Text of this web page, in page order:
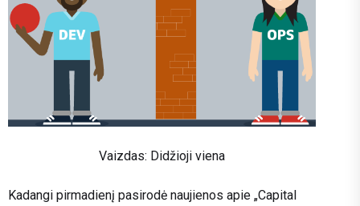
Vaizdas: Didžioji viena
Kadangi pirmadienį pasirodė naujienos apie „Capital